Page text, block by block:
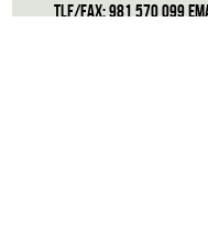
Tlf/Fax: 981 570 099